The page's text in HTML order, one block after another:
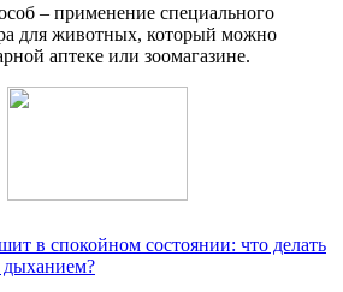
– применение специального
для животных, который можно
аптеке или зоомагазине.
в спокойном состоянии: что делать
дыханием?